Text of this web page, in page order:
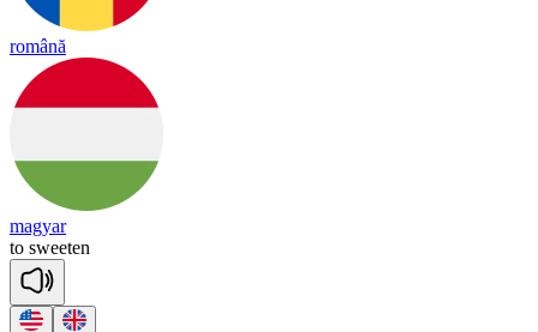
română
magyar
to sweeten